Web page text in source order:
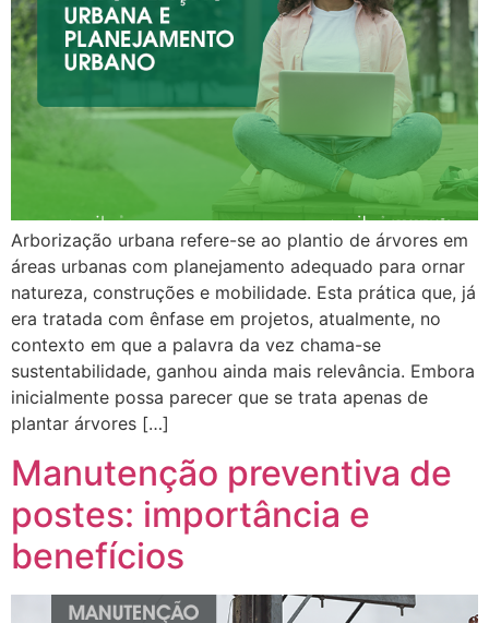
Arborização urbana refere-se ao plantio de árvores em
áreas urbanas com planejamento adequado para ornar
natureza, construções e mobilidade. Esta prática que, já
era tratada com ênfase em projetos, atualmente, no
contexto em que a palavra da vez chama-se
sustentabilidade, ganhou ainda mais relevância. Embora
inicialmente possa parecer que se trata apenas de
plantar árvores […]
Manutenção preventiva de
postes: importância e
benefícios